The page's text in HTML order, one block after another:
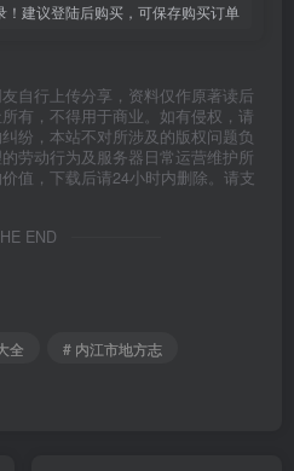
！建议登陆后购买，可保存购买订单
自行上传分享，资料仅作原著读后
有，不得用于商业。如有侵权，请
纷，本站不对所涉及的版权问题负
劳动行为及服务器日常运营维护所
值，下载后请24小时内删除。请支
END
全
# 内江市地方志